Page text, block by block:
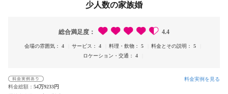
少人数の家族婚
総合満足度 4.4
会場の雰囲気 4 サービス 4 料理・飲物 5 料金とその説明
5
ロケーション・交通
4
料金実例を見る
料金総額
54万9233円